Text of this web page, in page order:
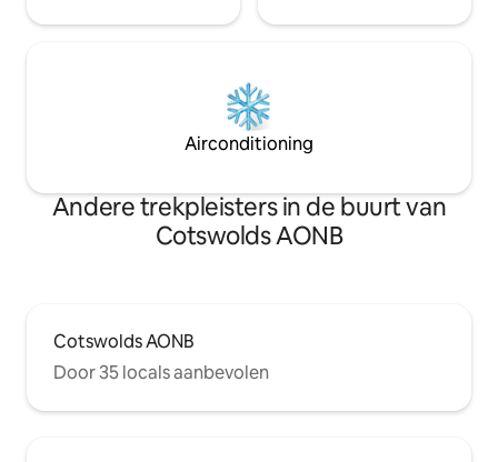
Airconditioning
Andere trekpleisters in de buurt van
Cotswolds AONB
Cotswolds AONB
Door 35 locals aanbevolen